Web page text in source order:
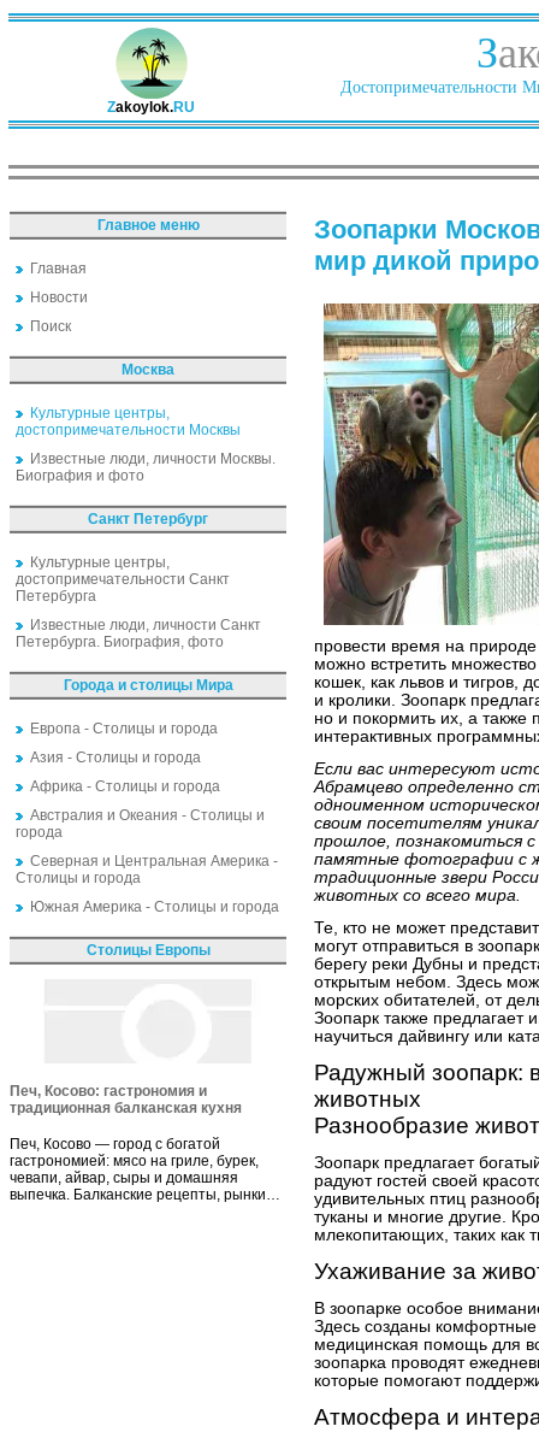
Zakoylok.RU
З
Достопримечательности
Главное меню
Главная
Новости
Поиск
Москва
Культурные центры,
достопримечательности Москвы
Известные люди, личности Москвы.
Биография и фото
Санкт Петербург
Культурные центры,
достопримечательности Санкт
Петербурга
Известные люди, личности Санкт
Петербурга. Биография, фото
Города и столицы Мира
Европа - Столицы и города
Азия - Столицы и города
Африка - Столицы и города
Австралия и Океания - Столицы и
города
Северная и Центральная Америка -
Столицы и города
Южная Америка - Столицы и города
Столицы Европы
Печ, Косово: гастрономия и
традиционная балканская кухня
Печ, Косово — город с богатой
гастрономией: мясо на гриле, бурек,
чевапи, айвар, сыры и домашняя
выпечка. Балканские рецепты, рынки…
Зоопарки
мир дикой
провести время на природе
можно встретить
кошек, как львов и тигров,
и кролики. Зоопарк
но и покормить их, а также
интерактивных
Если вас интересуют
Абрамцево определенно
одноименном
своим посетителям
прошлое, познакомиться
памятные фотографии с
традиционные звери
животных со всего мира.
Те, кто не может
могут отправиться в
берегу реки Дубны и
открытым небом. Здесь
морских обитателей, от
Зоопарк также предлагает
научиться дайвингу или
Радужный зоопарк:
животных
Разнообразие
Зоопарк предлагает
радуют гостей своей
удивительных птиц
туканы и многие другие.
млекопитающих, таких
Ухаживание за
В зоопарке особое
Здесь созданы комфортные
медицинская помощь для
зоопарка проводят
которые помогают
Атмосфера и